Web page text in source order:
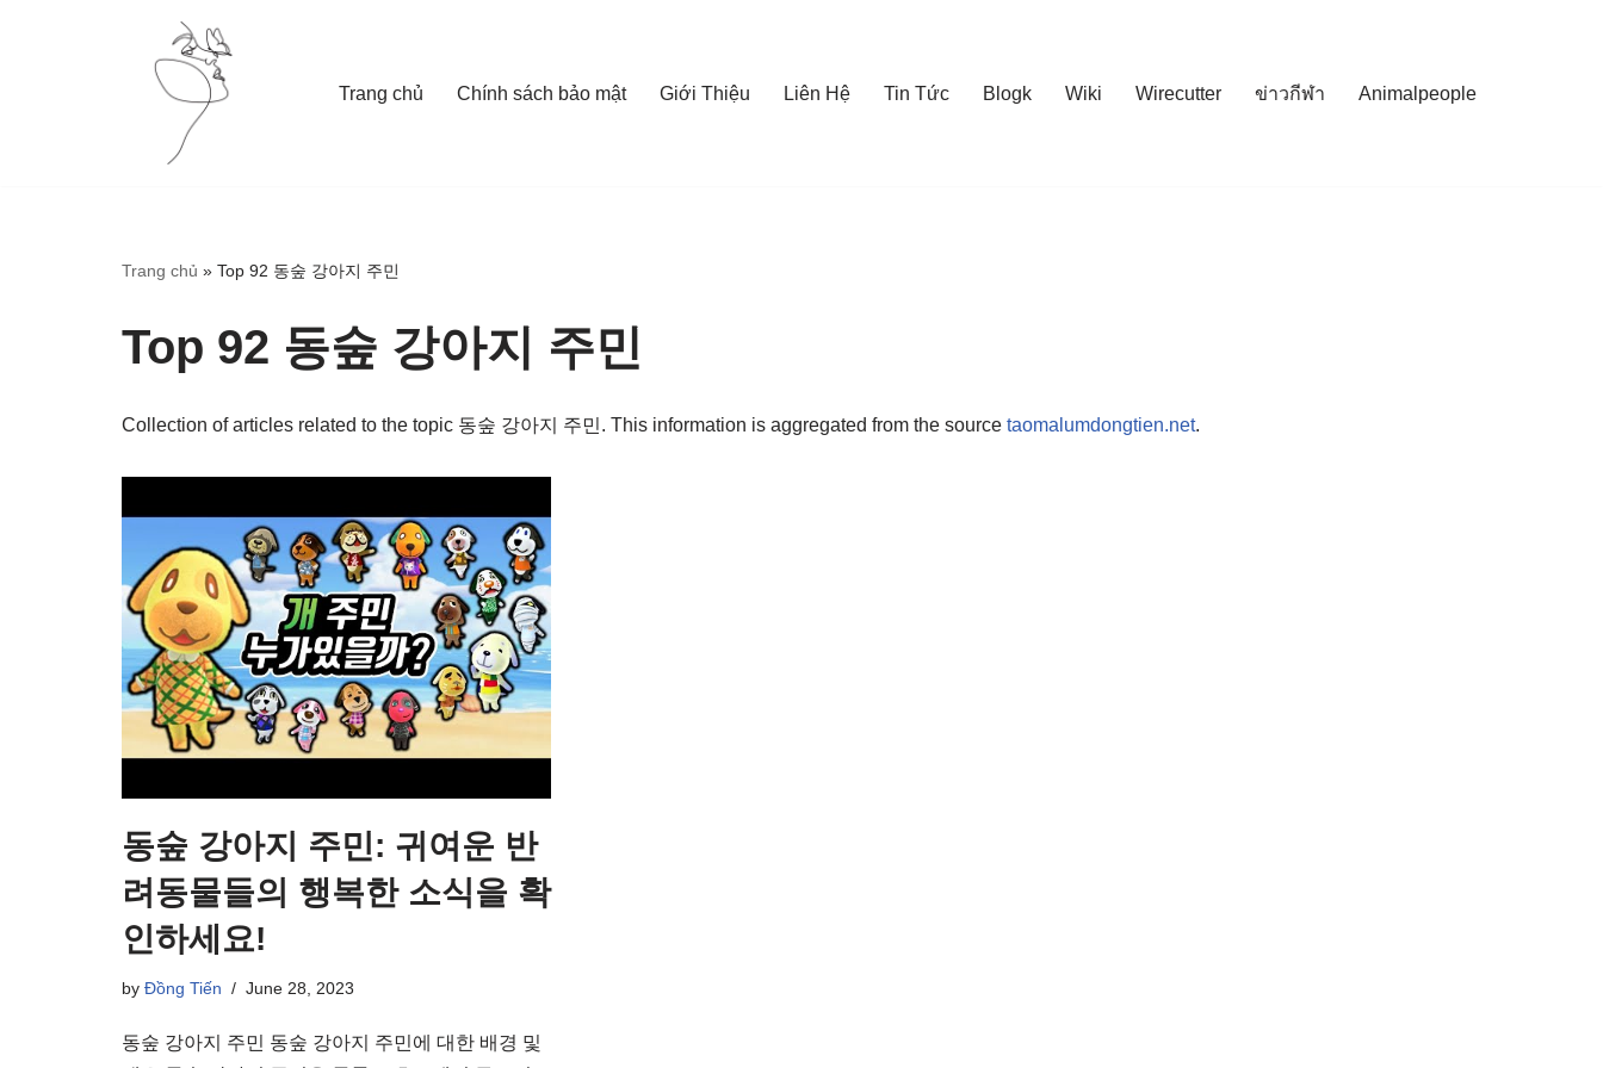
Trang chủ Chính sách bảo mật Giới Thiệu Liên Hệ Tin Tức Blogk Wiki Wirecutter ข่าวกีฬา Animalpeople
Trang chủ » Top 92 동숲 강아지 주민
Top 92 동숲 강아지 주민
Collection of articles related to the topic 동숲 강아지 주민. This information is aggregated from the source taomalumdongtien.net.
동숲 강아지 주민: 귀여운 반
려동물들의 행복한 소식을 확
인하세요!
by Đồng Tiến June 28, 2023
동숲 강아지 주민 동숲 강아지 주민에 대한 배경 및